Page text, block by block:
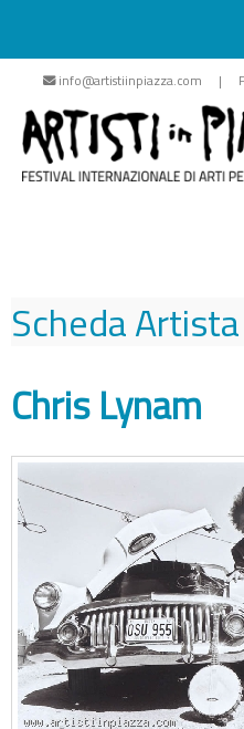
Vai
contenuto
info@artistiinpiazza.com |
Scheda Artista
Chris Lynam